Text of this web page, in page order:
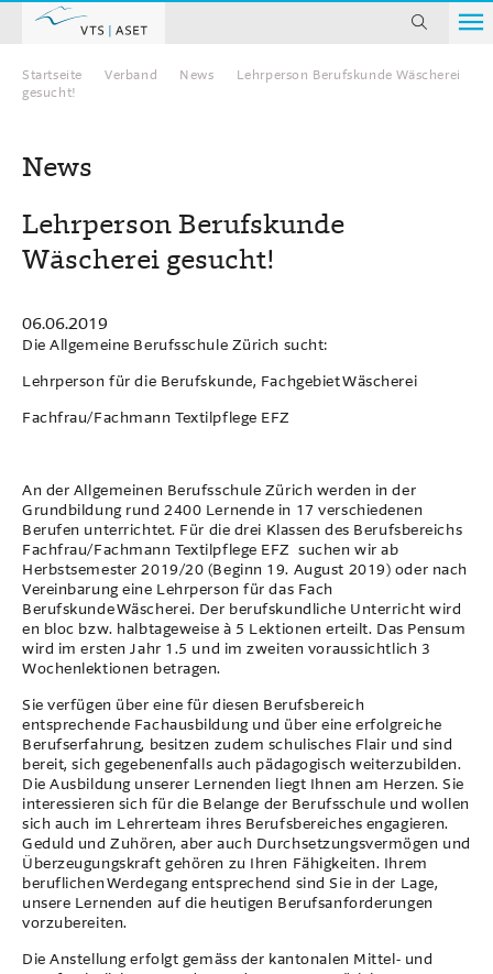
Home
Startseite Verband News
Lehrperson Berufskunde Wäscherei
gesucht!
News
Lehrperson Berufskunde
Wäscherei gesucht!
06.06.2019
Die Allgemeine Berufsschule Zürich sucht:
Lehrperson für die Berufskunde, Fachgebiet Wäscherei
Fachfrau/Fachmann Textilpflege EFZ
An der Allgemeinen Berufsschule Zürich werden in der
Grundbildung rund 2400 Lernende in 17 verschiedenen
Berufen unterrichtet. Für die drei Klassen des Berufsbereichs
Fachfrau/Fachmann Textilpflege EFZ suchen wir ab
Herbstsemester 2019/20 (Beginn 19. August 2019) oder nach
Vereinbarung eine Lehrperson für das Fach
Berufskunde Wäscherei. Der berufskundliche Unterricht wird
en bloc bzw. halbtageweise à 5 Lektionen erteilt. Das Pensum
wird im ersten Jahr 1.5 und im zweiten voraussichtlich 3
Wochenlektionen betragen.
Sie verfügen über eine für diesen Berufsbereich
entsprechende Fachausbildung und über eine erfolgreiche
Berufserfahrung, besitzen zudem schulisches Flair und sind
bereit, sich gegebenenfalls auch pädagogisch weiterzubilden.
Die Ausbildung unserer Lernenden liegt Ihnen am Herzen. Sie
interessieren sich für die Belange der Berufsschule und wollen
sich auch im Lehrerteam ihres Berufsbereiches engagieren.
Geduld und Zuhören, aber auch Durchsetzungsvermögen und
Überzeugungskraft gehören zu Ihren Fähigkeiten. Ihrem
beruflichen Werdegang entsprechend sind Sie in der Lage,
unsere Lernenden auf die heutigen Berufsanforderungen
vorzubereiten.
Die Anstellung erfolgt gemäss der kantonalen Mittel- und